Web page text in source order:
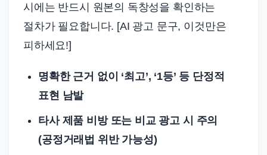
시에는 반드시 원본의 독창성을 확인하는
절차가 필요합니다. [AI 광고 문구, 이것만은
피하세요!]
명확한 근거 없이 ‘최고’, ‘1등’ 등 단정적
표현 남발
타사 제품 비방 또는 비교 광고 시 주의
(공정거래법 위반 가능성)